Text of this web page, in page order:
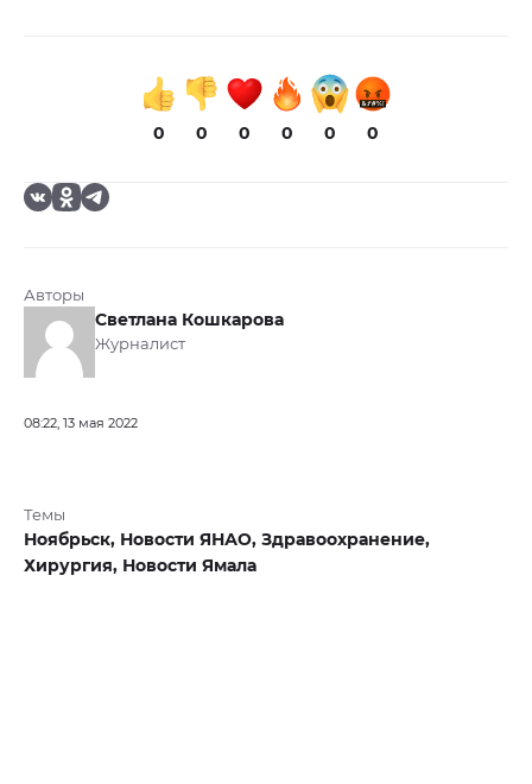
0 0 0 0 0 0
Авторы
Светлана Кошкарова
Журналист
08:22, 13 мая 2022
Темы
Ноябрьск, Новости ЯНАО, Здравоохранение,
Хирургия, Новости Ямала